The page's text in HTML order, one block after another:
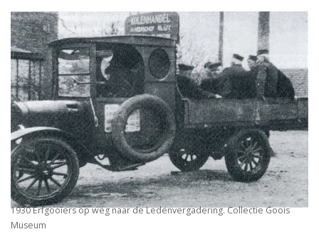
1930 Erfgooiers op weg naar de Ledenvergadering. Collectie Goois
Museum